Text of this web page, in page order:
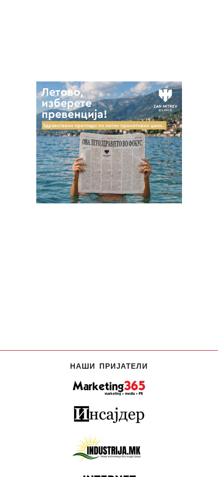
НАШИ ПРИЈАТЕЛИ